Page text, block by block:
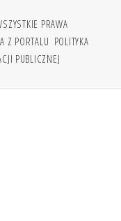
PRAWA
Z PORTALU POLITYKA
PUBLICZNEJ